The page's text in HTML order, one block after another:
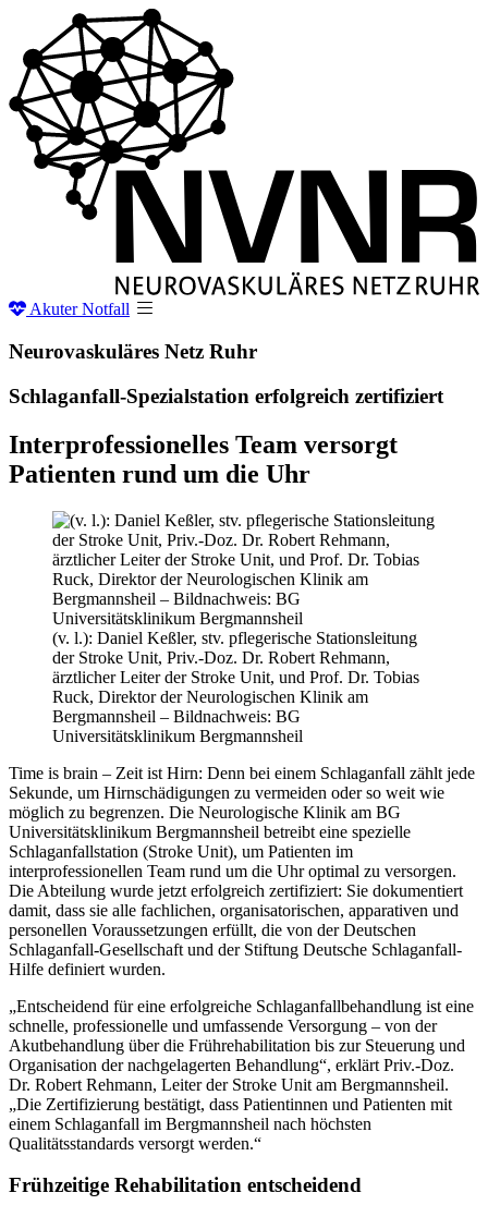
AkuterNotfall
Neurovaskuläres Netz Ruhr
Schlaganfall-Spezialstation erfolgreich zertifiziert
Interprofessionelles Team versorgt
Patienten rund um die Uhr
(v. l.): Daniel Keßler, stv. pflegerische Stationsleitung
der Stroke Unit, Priv.-Doz. Dr. Robert Rehmann,
ärztlicher Leiter der Stroke Unit, und Prof. Dr. Tobias
Ruck, Direktor der Neurologischen Klinik am
Bergmannsheil – Bildnachweis: BG
Universitätsklinikum Bergmannsheil
Time is brain – Zeit ist Hirn: Denn bei einem Schlaganfall zählt jede
Sekunde, um Hirnschädigungen zu vermeiden oder so weit wie
möglich zu begrenzen. Die Neurologische Klinik am BG
Universitätsklinikum Bergmannsheil betreibt eine spezielle
Schlaganfallstation (Stroke Unit), um Patienten im
interprofessionellen Team rund um die Uhr optimal zu versorgen.
Die Abteilung wurde jetzt erfolgreich zertifiziert: Sie dokumentiert
damit, dass sie alle fachlichen, organisatorischen, apparativen und
personellen Voraussetzungen erfüllt, die von der Deutschen
Schlaganfall-Gesellschaft und der Stiftung Deutsche Schlaganfall-
Hilfe definiert wurden.
„Entscheidend für eine erfolgreiche Schlaganfallbehandlung ist eine
schnelle, professionelle und umfassende Versorgung – von der
Akutbehandlung über die Frührehabilitation bis zur Steuerung und
Organisation der nachgelagerten Behandlung“, erklärt Priv.-Doz.
Dr. Robert Rehmann, Leiter der Stroke Unit am Bergmannsheil.
„Die Zertifizierung bestätigt, dass Patientinnen und Patienten mit
einem Schlaganfall im Bergmannsheil nach höchsten
Qualitätsstandards versorgt werden.“
Frühzeitige Rehabilitation entscheidend